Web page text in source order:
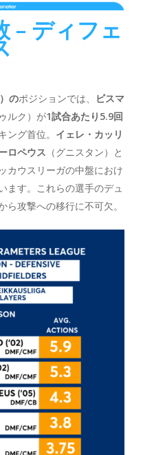
– ディフェ
のポジションでは、
ビスマ
ルク）が1試合あたり5.9回
ング首位。 イェレ・カッリ
ロペウス （グニスタン）と
カウスリーガの中盤におけ
ます。これらの選手のデュ
攻撃への移行に不可欠。